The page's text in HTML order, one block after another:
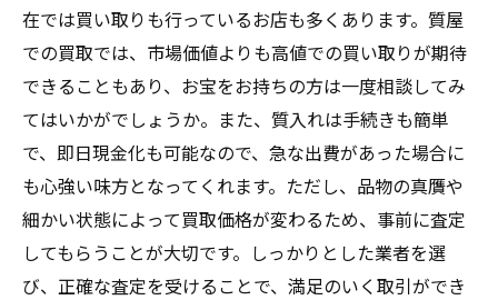
在では買い取りも行っているお店も多くあります。質屋
での買取では、市場価値よりも高値での買い取りが期待
できることもあり、お宝をお持ちの方は一度相談してみ
てはいかがでしょうか。また、質入れは手続きも簡単
で、即日現金化も可能なので、急な出費があった場合に
も心強い味方となってくれます。ただし、品物の真贋や
細かい状態によって買取価格が変わるため、事前に査定
してもらうことが大切です。しっかりとした業者を選
び、正確な査定を受けることで、満足のいく取引ができ